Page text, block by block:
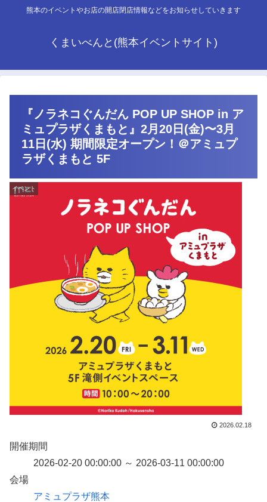
熊本のイベントやお店の開店閉店情報などをお知らせしていきます
くまいべんと(熊本イベントサイト)
『ノラネコぐんだん POP UP SHOP in ア
ミュプラザくまもと』2月20日(金)〜3月
11日(水) 期間限定オープン！＠アミュプ
ラザくまもと 5F
イベント
2026.02.18
開催期間
2026-02-20 00:00:00 ～ 2026-03-11 00:00:00
会場
アミュプラザ熊本